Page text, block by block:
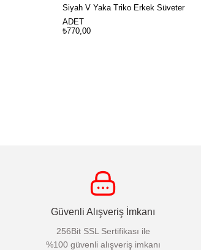
Siyah V Yaka Triko Erkek Süveter
ADET
₺770,00
Güvenli Alışveriş İmkanı
256Bit SSL Sertifikası ile
%100 güvenli alışveriş imkanı